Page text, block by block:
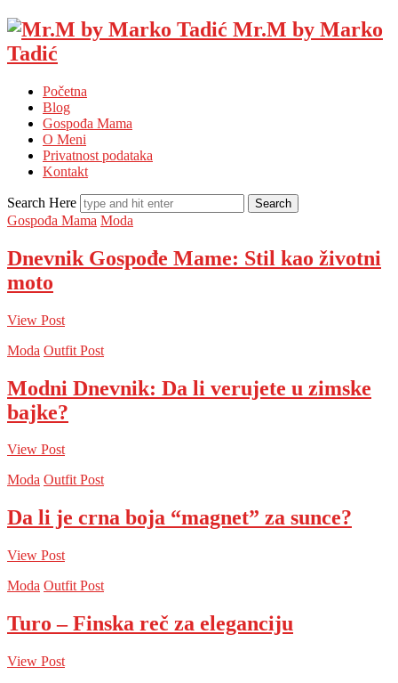
Mr.M by Marko
Tadić
Početna
Blog
Gospođa Mama
O Meni
Privatnost podataka
Kontakt
Search Here
Gospođa Mama Moda
Dnevnik Gospođe Mame: Stil kao životni
moto
View Post
Moda Outfit Post
Modni Dnevnik: Da li verujete u zimske
bajke?
View Post
Moda Outfit Post
Da li je crna boja “magnet” za sunce?
View Post
Moda Outfit Post
Turo – Finska reč za eleganciju
View Post